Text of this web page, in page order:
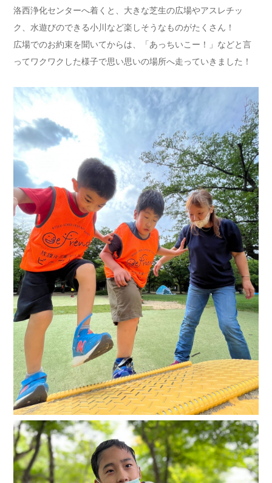
洛西浄化センターへ着くと、大きな芝生の広場やアスレチッ
ク、水遊びのできる小川など楽しそうなものがたくさん！
広場でのお約束を聞いてからは、「あっちいこー！」などと言
ってワクワクした様子で思い思いの場所へ走っていきました！